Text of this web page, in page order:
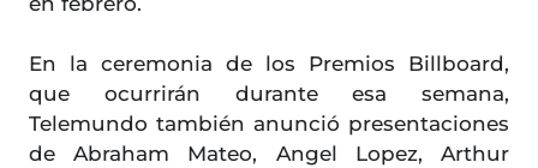
En la ceremonia de los Premios Billboard,
que ocurrirán durante esa semana,
Telemundo también anunció presentaciones
de Abraham Mateo, Angel Lopez, Arthur